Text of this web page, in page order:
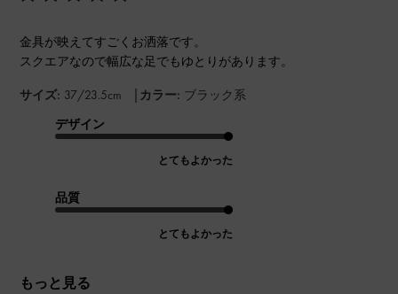
金具が映えてすごくお洒落です。
スクエアなので幅広な足でもゆとりがあります。
サイズ: 37/23.5cm | カラー: ブラック系
デザイン
とてもよかった
品質
とてもよかった
もっと見る